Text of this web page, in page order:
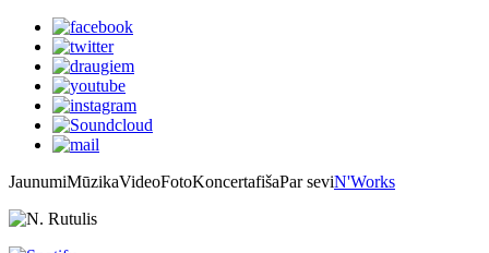
JaunumiMūzikaVideoFotoKoncertafišaPar seviN'Works